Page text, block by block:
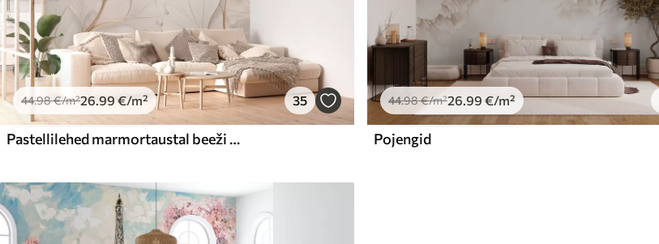
44.98€/m²26 .99 €/m² 35
Pastellilehed marmortaustal beeži toonides
44.98€/m²26 .99 €/m²
Pojengid